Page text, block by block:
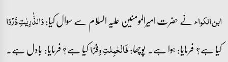
ابن الکواءنے حضرت امیرالمومنین علیہ السلام سے سوال کیا:وَالذّٰرِیٰتِ ذَرۡوًا
کیا ہے؟ فرمایا: ہوا ہے۔ پوچھا:فَالۡحٰمِلٰتِ وِقۡرًاکیا ہے؟ فرمایا: بادل ہے۔